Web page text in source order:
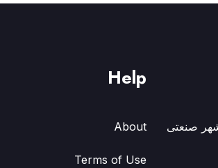
صنعتی
Help
About
Terms of Use